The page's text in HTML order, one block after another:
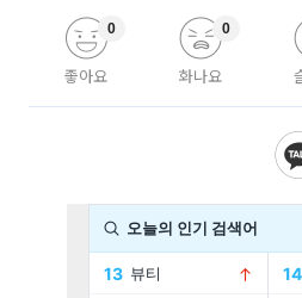
좋아요
0
화나요
0